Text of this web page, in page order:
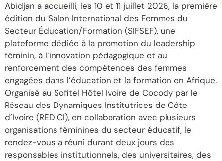
Abidjan a accueilli, les 10 et 11 juillet 2026, la première
édition du Salon International des Femmes du
Secteur Éducation/Formation (SIFSEF), une
plateforme dédiée à la promotion du leadership
féminin, à l’innovation pédagogique et au
renforcement des compétences des femmes
engagées dans l’éducation et la formation en Afrique.
Organisé au Sofitel Hôtel Ivoire de Cocody par le
Réseau des Dynamiques Institutrices de Côte
d’Ivoire (REDICI), en collaboration avec plusieurs
organisations féminines du secteur éducatif, le
rendez-vous a réuni durant deux jours des
responsables institutionnels, des universitaires, des